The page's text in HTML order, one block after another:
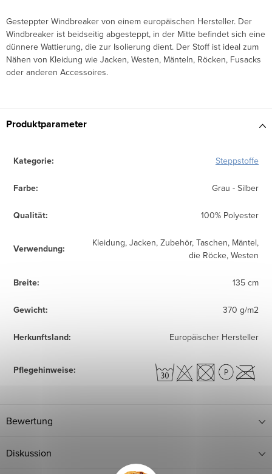
Gesteppter Windbreaker von einem europäischen Hersteller. Der
Windbreaker ist beidseitig abgesteppt, in der Mitte befindet sich eine
dünnere Wattierung, die zur Isolierung dient. Der Stoff ist ideal zum
Nähen von Kleidung wie Jacken, Westen, Mänteln, Röcken, Fusacks
oder anderen Accessoires.
Produktparameter
Kategorie: Steppstoffe
Farbe: Grau - Silber
Qualität: 100% Polyester
Verwendung:
Kleidung, Jacken, Zubehör, Taschen, Mäntel,
die Röcke, Westen
Breite: 135 cm
Gewicht: 370 g/m2
Herkunftsland: Europäischer Hersteller
Pflegehinweise:
Bewertung
Diskussion